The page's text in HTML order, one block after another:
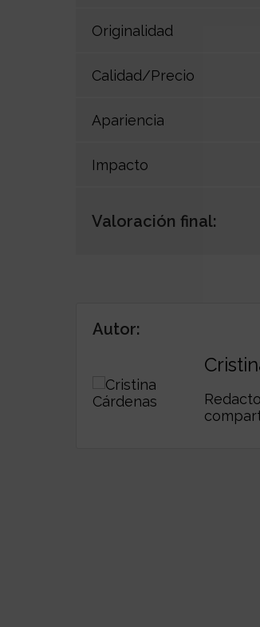
Originalidad
Calidad/Precio
Apariencia
Impacto
Valoración final:
Autor: